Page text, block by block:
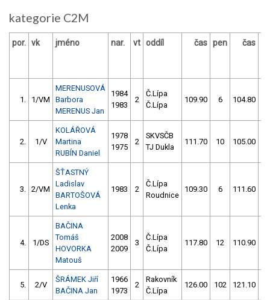
kategorie C2M
por. vk jméno nar. vt oddíl čas pen čas
1. 1/VM
MERENUSOVÁ
Barbora
MERENUS Jan
1984
1983
2
Č.Lípa
Č.Lípa
109.90 6 104.80
2. 1/V
KOLÁŘOVÁ
Martina
RUBÍN Daniel
1978
1975
2
SKVSČB
TJ Dukla
111.70 10 105.00
3. 2/VM
ŠŤASTNÝ
Ladislav
BARTOŠOVÁ
Lenka
1983 2
Č.Lípa
Roudnice
109.30 6 111.60
4. 1/DS
BAČINA
Tomáš
HOVORKA
Matouš
2008
2009
3
Č.Lípa
Č.Lípa
117.80 12 110.90
5. 2/V
ŠRÁMEK Jiří
BAČINA Jan
1966
1973
2
Rakovník
Č.Lípa
126.00 102 121.10